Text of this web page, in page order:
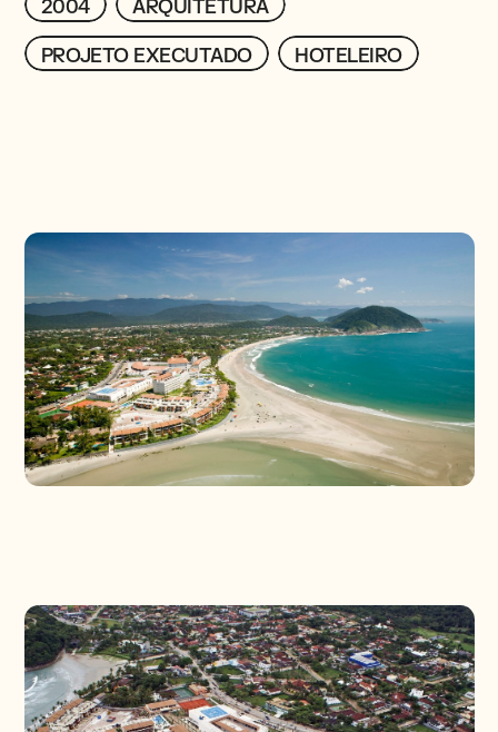
PROJETOS
2004
2004 ARQUITETURA
ARQUITETURA
PROJETO EXECUTADO
PROJETO EXECUTADO HOTELEIRO
HOTELEIRO